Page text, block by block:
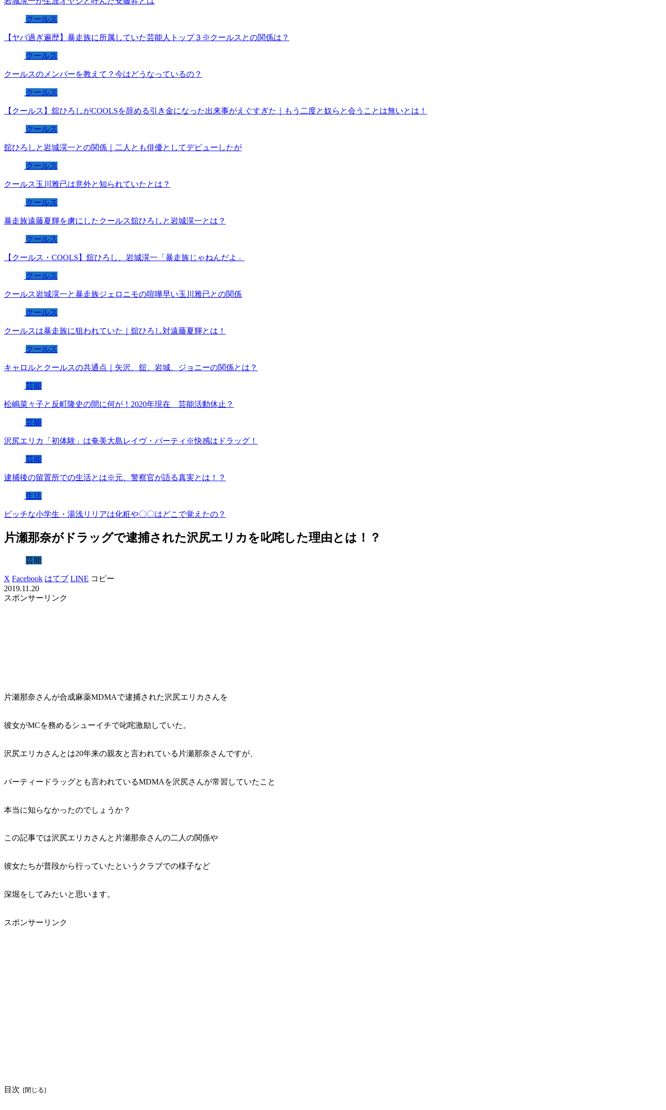
クールス
【ヤバ過ぎ遍歴】暴走族に所属していた芸能人トップ３※クールスとの関係は？
クールス
クールスのメンバーを教えて？今はどうなっているの？
クールス
【クールス】舘ひろしがCOOLSを辞める引き金になった出来事がえぐすぎた｜もう二度と奴らと会うことは無いとは！
クールス
舘ひろしと岩城滉一との関係｜二人とも俳優としてデビューしたが
クールス
クールス玉川雅已は意外と知られていたとは？
クールス
暴走族遠藤夏輝を虜にしたクールス舘ひろしと岩城滉一とは？
クールス
【クールス・COOLS】舘ひろし、岩城滉一「暴走族じゃねんだよ」
クールス
クールス岩城滉一と暴走族ジェロニモの喧嘩早い玉川雅已との関係
クールス
クールスは暴走族に狙われていた｜舘ひろし対遠藤夏輝とは！
クールス
キャロルとクールスの共通点｜矢沢、舘、岩城、ジョニーの関係とは？
芸能
松嶋菜々子と反町隆史の間に何が！2020年現在 芸能活動休止？
芸能
沢尻エリカ「初体験」は奄美大島レイヴ・パーティ※快感はドラッグ！
芸能
逮捕後の留置所での生活とは※元、警察官が語る真実とは！？
生活
ビッチな小学生・湯浅リリアは化粧や〇〇はどこで覚えたの？
片瀬那奈がドラッグで逮捕された沢尻エリカを叱咤した理由とは！？
芸能
X Facebook はてブ LINE コピー
2019.11.20
スポンサーリンク
片瀬那奈さんが合成麻薬MDMAで逮捕された沢尻エリカさんを
彼女がMCを務めるシューイチで叱咤激励していた。
沢尻エリカさんとは20年来の親友と言われている片瀬那奈さんですが、
パーティードラッグとも言われているMDMAを沢尻さんが常習していたこと
本当に知らなかったのでしょうか？
この記事では沢尻エリカさんと片瀬那奈さんの二人の関係や
彼女たちが普段から行っていたというクラブでの様子など
深堀をしてみたいと思います。
スポンサーリンク
目次